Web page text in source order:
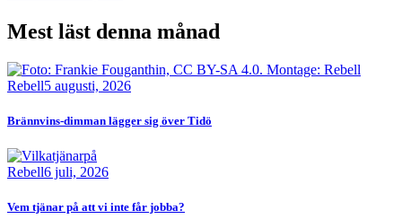
Mest läst denna månad
Bild
Rebell5 augusti, 2026
Brännvins-dimman lägger sig över Tidö
Bild
Rebell6 juli, 2026
Vem tjänar på att vi inte får jobba?